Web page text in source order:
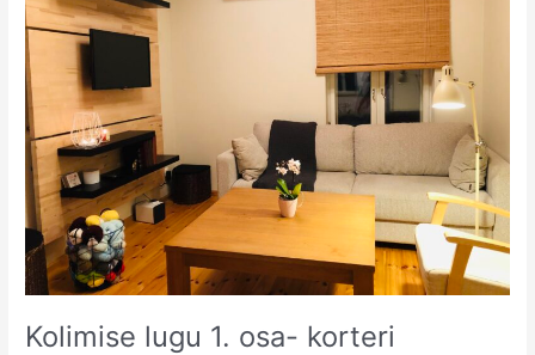
saame?
Kolimise lugu 1. osa- korteri